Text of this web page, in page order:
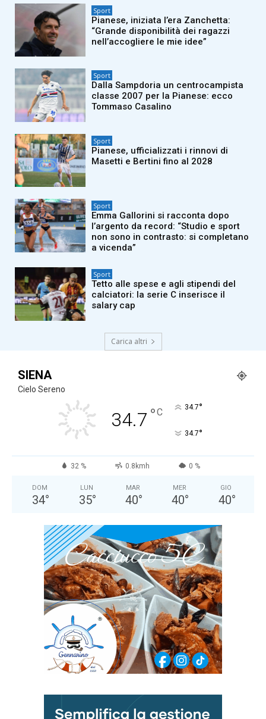
Sport
Pianese, iniziata l’era Zanchetta:
“Grande disponibilità dei ragazzi
nell’accogliere le mie idee”
Sport
Dalla Sampdoria un centrocampista
classe 2007 per la Pianese: ecco
Tommaso Casalino
Sport
Pianese, ufficializzati i rinnovi di
Masetti e Bertini fino al 2028
Sport
Emma Gallorini si racconta dopo
l’argento da record: “Studio e sport
non sono in contrasto: si completano
a vicenda”
Sport
Tetto alle spese e agli stipendi del
calciatori: la serie C inserisce il
salary cap
Carica altri
SIENA
Cielo Sereno
34.7 °C 34.7°
34.7°
32 % 0.8kmh 0 %
DOM
34°
LUN
35°
MAR
40°
MER
40°
GIO
40°